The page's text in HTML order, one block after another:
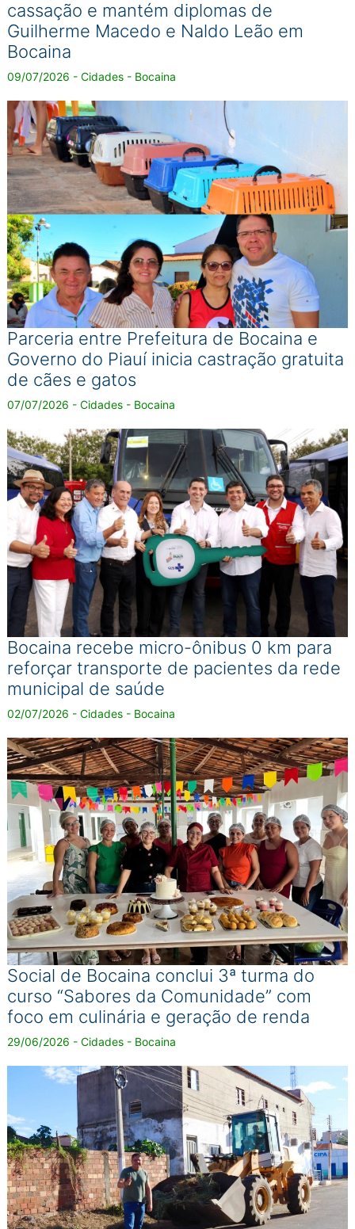
cassação e mantém diplomas de
Guilherme Macedo e Naldo Leão em
Bocaina
09/07/2026 - Cidades - Bocaina
Parceria entre Prefeitura de Bocaina e
Governo do Piauí inicia castração gratuita
de cães e gatos
07/07/2026 - Cidades - Bocaina
Bocaina recebe micro-ônibus 0 km para
reforçar transporte de pacientes da rede
municipal de saúde
02/07/2026 - Cidades - Bocaina
Social de Bocaina conclui 3ª turma do
curso “Sabores da Comunidade” com
foco em culinária e geração de renda
29/06/2026 - Cidades - Bocaina